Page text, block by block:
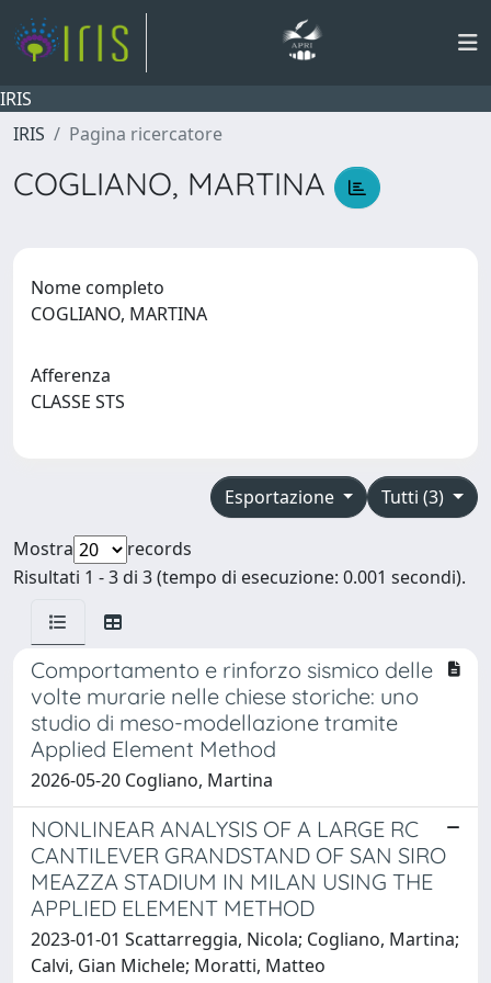
IRIS
IRIS
Pagina ricercatore
COGLIANO, MARTINA
Nome completo
COGLIANO, MARTINA
Afferenza
CLASSE STS
Tutti (3)
Esportazione
Mostra
records
Risultati 1 - 3 di 3 (tempo di esecuzione: 0.001 secondi).
Comportamento e rinforzo sismico delle
volte murarie nelle chiese storiche: uno
studio di meso-modellazione tramite
Applied Element Method
2026-05-20 Cogliano, Martina
NONLINEAR ANALYSIS OF A LARGE RC
CANTILEVER GRANDSTAND OF SAN SIRO
MEAZZA STADIUM IN MILAN USING THE
APPLIED ELEMENT METHOD
2023-01-01 Scattarreggia, Nicola; Cogliano, Martina;
Calvi, Gian Michele; Moratti, Matteo